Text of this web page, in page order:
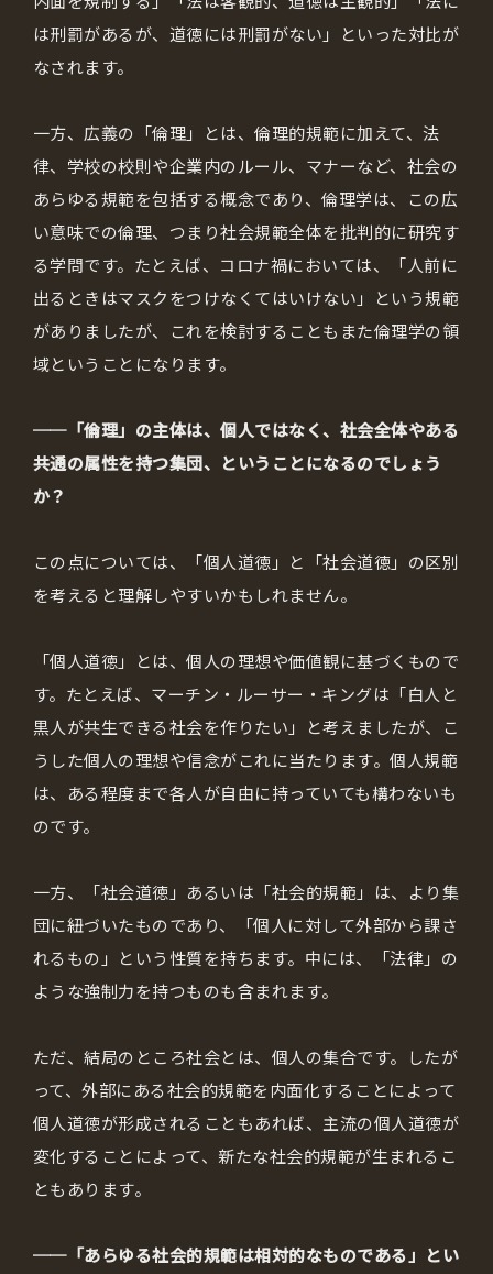
は刑罰があるが、道徳には刑罰がない」といった対比が
なされます。
一方、広義の「倫理」とは、倫理的規範に加えて、法
律、学校の校則や企業内のルール、マナーなど、社会の
あらゆる規範を包括する概念であり、倫理学は、この広
い意味での倫理、つまり社会規範全体を批判的に研究す
る学問です。たとえば、コロナ禍においては、「人前に
出るときはマスクをつけなくてはいけない」という規範
がありましたが、これを検討することもまた倫理学の領
域ということになります。
──「倫理」の主体は、個人ではなく、社会全体やある
共通の属性を持つ集団、ということになるのでしょう
か？
この点については、「個人道徳」と「社会道徳」の区別
を考えると理解しやすいかもしれません。
「個人道徳」とは、個人の理想や価値観に基づくもので
す。たとえば、マーチン・ルーサー・キングは「白人と
黒人が共生できる社会を作りたい」と考えましたが、こ
うした個人の理想や信念がこれに当たります。個人規範
は、ある程度まで各人が自由に持っていても構わないも
のです。
一方、「社会道徳」あるいは「社会的規範」は、より集
団に紐づいたものであり、「個人に対して外部から課さ
れるもの」という性質を持ちます。中には、「法律」の
ような強制力を持つものも含まれます。
ただ、結局のところ社会とは、個人の集合です。したが
って、外部にある社会的規範を内面化することによって
個人道徳が形成されることもあれば、主流の個人道徳が
変化することによって、新たな社会的規範が生まれるこ
ともあります。
──「あらゆる社会的規範は相対的なものである」とい